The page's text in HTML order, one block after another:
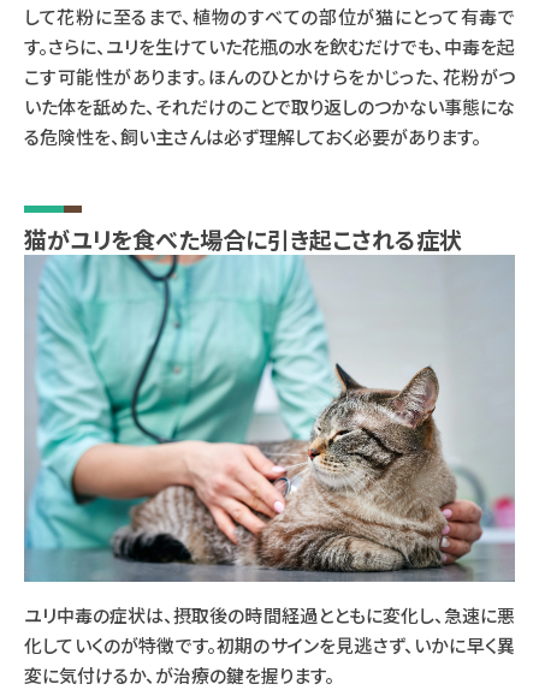
して花粉に至るまで、植物のすべての部位が猫にとって有毒で
す。さらに、ユリを生けていた花瓶の水を飲むだけでも、中毒を起
こす可能性があります。ほんのひとかけらをかじった、花粉がつ
いた体を舐めた、それだけのことで取り返しのつかない事態にな
る危険性を、飼い主さんは必ず理解しておく必要があります。
猫がユリを食べた場合に引き起こされる症状
ユリ中毒の症状は、摂取後の時間経過とともに変化し、急速に悪
化していくのが特徴です。初期のサインを見逃さず、いかに早く異
変に気付けるか、が治療の鍵を握ります。